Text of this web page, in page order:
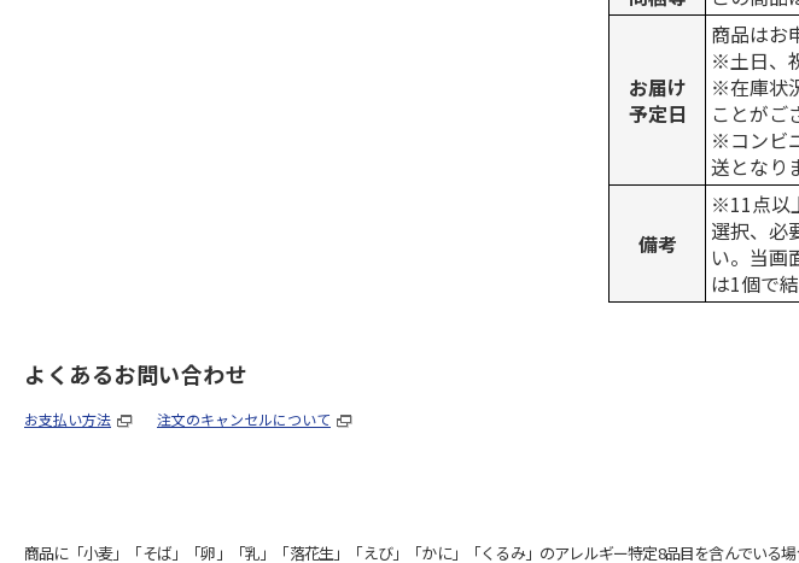
お届け
予定日
商品はお
※土日、
※在庫状
ことがご
※コンビ
送となり
備考
※11点以
選択、必
い。当画
は1個で結
よくあるお問い合わせ
お支払い方法 注文のキャンセルについて
商品に「小麦」「そば」「卵」「乳」「落花生」「えび」「かに」「くるみ」のアレルギー特定8品目を含んでいる場